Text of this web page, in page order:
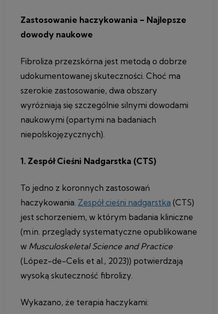
Zastosowanie haczykowania – Najlepsze
dowody naukowe
Fibroliza przezskórna jest metodą o dobrze
udokumentowanej skuteczności. Choć ma
szerokie zastosowanie, dwa obszary
wyróżniają się szczególnie silnymi dowodami
naukowymi (opartymi na badaniach
niepolskojęzycznych).
1. Zespół Cieśni Nadgarstka (CTS)
To jedno z koronnych zastosowań
haczykowania. Zespół cieśni nadgarstka (CTS)
jest schorzeniem, w którym badania kliniczne
(m.in. przeglądy systematyczne opublikowane
w Musculoskeletal Science and Practice
(López-de-Celis et al., 2023)) potwierdzają
wysoką skuteczność fibrolizy.
Wykazano, że terapia haczykami: